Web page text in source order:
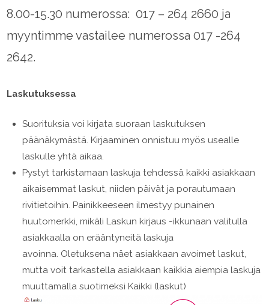
8.00-15.30 numerossa: 017 – 264 2660 ja
myyntimme vastailee numerossa 017 -264
2642.
Laskutuksessa
Suorituksia voi kirjata suoraan laskutuksen
päänäkymästä. Kirjaaminen onnistuu myös usealle
laskulle yhtä aikaa.
Pystyt tarkistamaan laskuja tehdessä kaikki asiakkaan
aikaisemmat laskut, niiden päivät ja porautumaan
rivitietoihin. Painikkeeseen ilmestyy punainen
huutomerkki, mikäli Laskun kirjaus -ikkunaan valitulla
asiakkaalla on erääntyneitä laskuja
avoinna. Oletuksena näet asiakkaan avoimet laskut,
mutta voit tarkastella asiakkaan kaikkia aiempia laskuja
muuttamalla suotimeksi Kaikki (laskut)